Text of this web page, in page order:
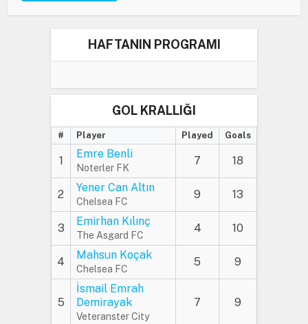
HAFTANIN PROGRAMI
GOL KRALLIĞI
# Player Played Goals
1
Emre Benli
Noterler FK
7 18
2
Yener Can Altın
Chelsea FC
9 13
3
Emirhan Kılınç
The Asgard FC
4 10
4
Mahsun Koçak
Chelsea FC
5 9
5
İsmail Emrah
Demirayak
Veteranster City
7 9